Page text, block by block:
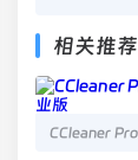
相关推荐